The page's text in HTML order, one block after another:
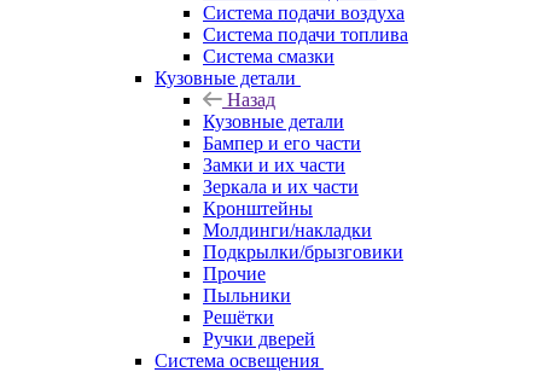
Система подачи воздуха
Система подачи топлива
Система смазки
Кузовные детали
Назад
Кузовные детали
Бампер и его части
Замки и их части
Зеркала и их части
Кронштейны
Молдинги/накладки
Подкрылки/брызговики
Прочие
Пыльники
Решётки
Ручки дверей
Система освещения